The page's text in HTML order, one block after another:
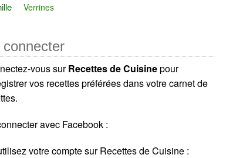
Verrines
connecter
vous surRecettes de Cuisinepour
vos recettes préférées dans votre carnet de
avec Facebook :
votre compte sur Recettes de Cuisine :